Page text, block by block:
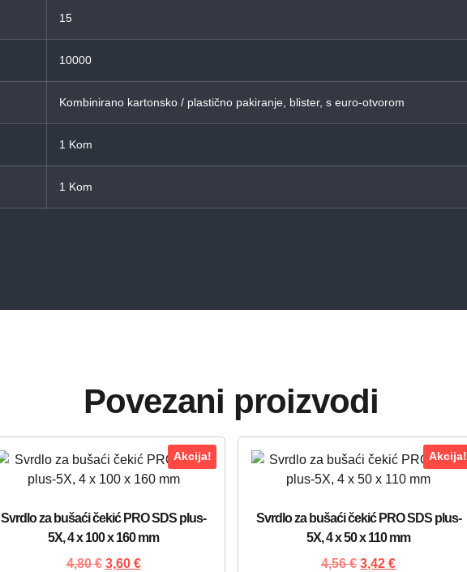
15
10000
Kombinirano kartonsko / plastično pakiranje, blister, s euro-otvorom
1 Kom
1 Kom
Povezani proizvodi
Akcija!
Svrdlo za bušaći čekić PRO SDS plus-
5X, 4 x 100 x 160 mm
4,80€ 3,60 €
Akcija!
Svrdlo za bušaći čekić PRO SDS plus-
5X, 4 x 50 x 110 mm
4,56€ 3,42€